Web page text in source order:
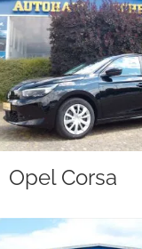
Opel Corsa